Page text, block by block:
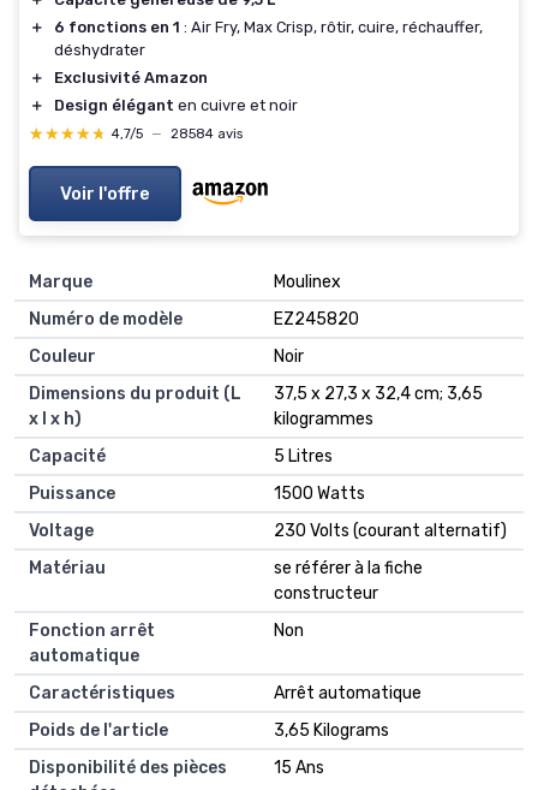
＋
6 fonctions en 1 : Air Fry, Max Crisp, rôtir, cuire, réchauffer,
déshydrater
＋
Exclusivité Amazon
＋
Design élégant en cuivre et noir
★★★★★
★★★★★ 4,7/5 — 28584 avis
Voir l'offre
Marque
‎Moulinex
Numéro de modèle
‎EZ245820
Couleur
‎Noir
Dimensions du produit (L
x l x h)
‎37,5 x 27,3 x 32,4 cm; 3,65
kilogrammes
Capacité
‎5 Litres
Puissance
‎1500 Watts
Voltage
‎230 Volts (courant alternatif)
Matériau
‎se référer à la fiche
constructeur
Fonction arrêt
automatique
‎Non
Caractéristiques
‎Arrêt automatique
Poids de l'article
‎3,65 Kilograms
Disponibilité des pièces
‎15 Ans